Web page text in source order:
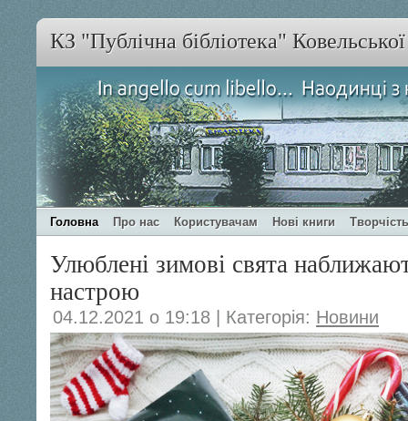
КЗ "Публічна бібліотека"
Головна Про нас Користувачам Нові книги
Улюблені зимові свята
настрою
04.12.2021 о 19:18 | Категорія: Новини